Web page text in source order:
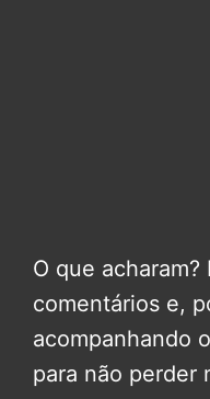
O que
comentários e,
acompanhando o
para não perder